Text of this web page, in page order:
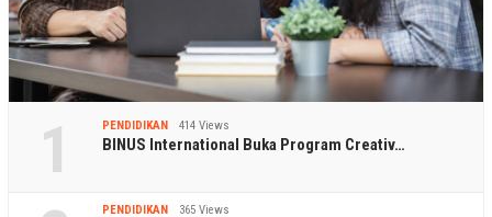
1 PENDIDIKAN 414 Views
BINUS International Buka Program Creativ…
PENDIDIKAN 365 Views